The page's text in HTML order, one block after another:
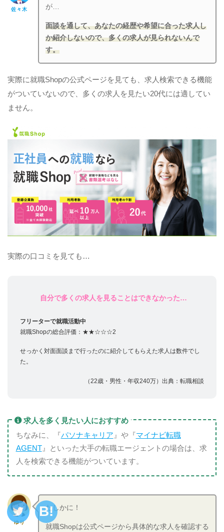
佐々木
が…
面談を通して、あなたの経歴や希望に合った求人し
か紹介しないので、多くの求人が見られないんで
す。
実際に就職Shopの公式ページを見ても、求人検索できる機能
がついていないので、多くの求人を見たい20代には適してい
ません。
実際の口コミを見ても…
自分で多くの求人を見ることはできなかった…
フリーターで就職活動中
就職Shopの総合評価：★★☆☆☆2
せっかく対面面談まで行ったのに紹介してもらえた求人は数件でし
た。
（22歳・男性・年収240万）出典：転職相談
求人を多く見たい人におすすめ
ちなみに、『パソナキャリア 』や『マイナビ転職
AGENT』といった大手の転職エージェントの場合は、求
人を検索できる機能がついています。
ゆり
たしかに！
就職Shopは公式ページから具体的な求人を確認する